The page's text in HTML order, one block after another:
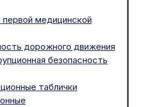
первой медицинской
дорожного движения
безопасность
таблички